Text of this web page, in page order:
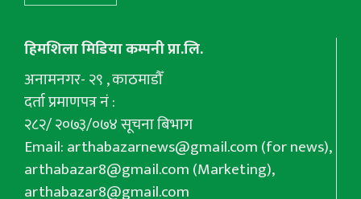
हिमशिला मिडिया कम्पनी प्रा.लि.
अनामनगर- २९ , काठमाडौँ
दर्ता प्रमाणपत्र नं :
२८२/ २०७३/०७४ सूचना बिभाग
Email:arthabazarnews@gmail.com(for news),
arthabazar8@gmail.com(Marketing),
arthabazar8@gmail.com